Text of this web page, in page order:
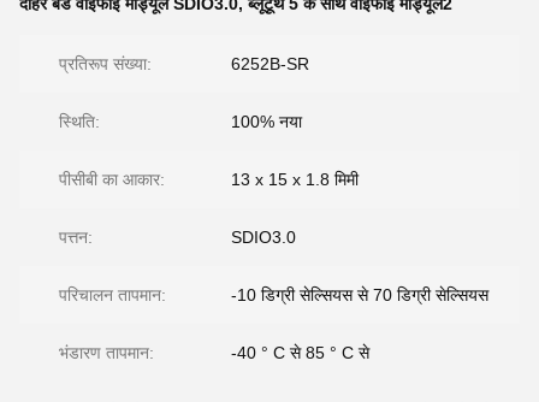
प्रतिरूप संख्या: 6252B-SR
स्थिति: 100% नया
पीसीबी का आकार: 13 x 15 x 1.8 मिमी
पत्तन: SDIO3.0
परिचालन तापमान: -10 डिग्री सेल्सियस से 70 डिग्री सेल्सियस
भंडारण तापमान: -40 ° C से 85 ° C से